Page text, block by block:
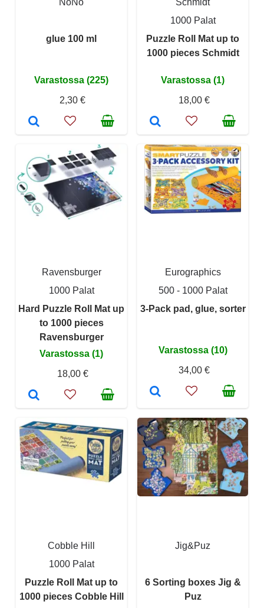
NoNo
glue 100 ml
Varastossa (225)
2,30 €
Schmidt
1000 Palat
Puzzle Roll Mat up to
1000 pieces Schmidt
Varastossa (1)
18,00 €
Ravensburger
1000 Palat
Hard Puzzle Roll Mat up
to 1000 pieces
Ravensburger
Varastossa (1)
18,00 €
Eurographics
500 - 1000 Palat
3-Pack pad, glue, sorter
Varastossa (10)
34,00 €
Cobble Hill
1000 Palat
Puzzle Roll Mat up to
1000 pieces Cobble Hill
Jig&Puz
6 Sorting boxes Jig &
Puz